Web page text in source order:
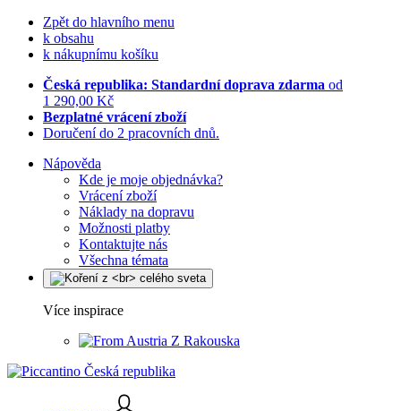
Zpět do hlavního menu
k obsahu
k nákupnímu košíku
Česká republika: Standardní doprava zdarma od
1 290,00 Kč
Bezplatné vrácení zboží
Doručení do 2 pracovních dnů.
Nápověda
Kde je moje objednávka?
Vrácení zboží
Náklady na dopravu
Možnosti platby
Kontaktujte nás
Všechna témata
Více inspirace
Z Rakouska